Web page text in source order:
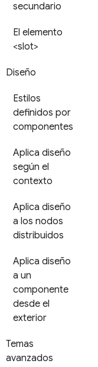
secundario
El elemento
<slot>
Diseño
Estilos
definidos por
componentes
Aplica diseño
según el
contexto
Aplica diseño
a los nodos
distribuidos
Aplica diseño
a un
componente
desde el
exterior
Temas
avanzados